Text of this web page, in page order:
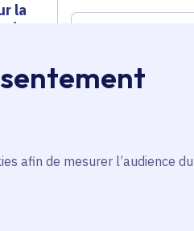
afin de mesurer l’audience du
la
3